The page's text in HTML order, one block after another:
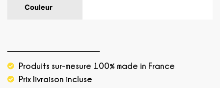
Couleur
Produits sur-mesure 100% made in France
Prix livraison incluse